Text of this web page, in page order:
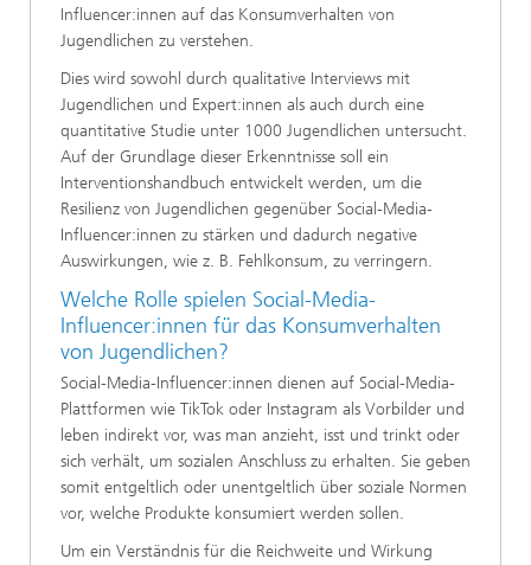
Influencer:innen auf das Konsumverhalten von
Jugendlichen zu verstehen.
Dies wird sowohl durch qualitative Interviews mit
Jugendlichen und Expert:innen als auch durch eine
quantitative Studie unter 1000 Jugendlichen untersucht.
Auf der Grundlage dieser Erkenntnisse soll ein
Interventionshandbuch entwickelt werden, um die
Resilienz von Jugendlichen gegenüber Social-Media-
Influencer:innen zu stärken und dadurch negative
Auswirkungen, wie z. B. Fehlkonsum, zu verringern.
Welche Rolle spielen Social-Media-
Influencer:innen für das Konsumverhalten
von Jugendlichen?
Social-Media-Influencer:innen dienen auf Social-Media-
Plattformen wie TikTok oder Instagram als Vorbilder und
leben indirekt vor, was man anzieht, isst und trinkt oder
sich verhält, um sozialen Anschluss zu erhalten. Sie geben
somit entgeltlich oder unentgeltlich über soziale Normen
vor, welche Produkte konsumiert werden sollen.
Um ein Verständnis für die Reichweite und Wirkung